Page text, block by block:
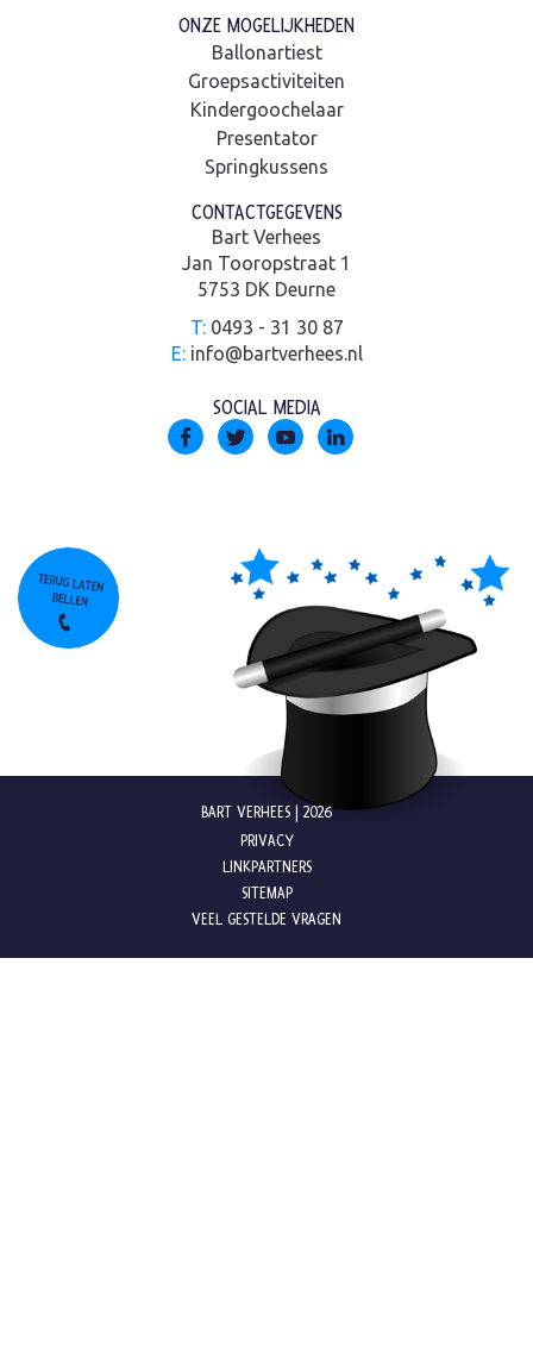
ONZE MOGELIJKHEDEN
Ballonartiest
Groepsactiviteiten
Kindergoochelaar
Presentator
Springkussens
CONTACTGEGEVENS
Bart Verhees
Jan Tooropstraat 1
5753 DK Deurne
T:0493 - 31 30 87
E: info@bartverhees.nl
SOCIAL MEDIA
BART VERHEES | 2026
PRIVACY
LINKPARTNERS
SITEMAP
VEEL GESTELDE VRAGEN